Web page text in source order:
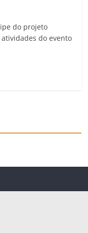
do projeto
do evento